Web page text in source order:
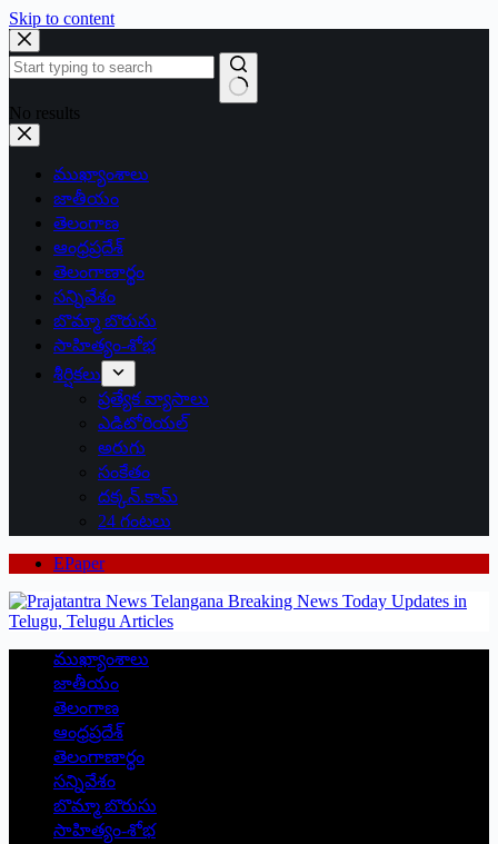
Skip to content
No results
ముఖ్యాంశాలు
జాతీయం
తెలంగాణ
ఆంధ్రప్రదేశ్
తెలంగాణార్థం
సన్నివేశం
బొమ్మా బొరుసు
సాహిత్యం-శోభ
శీర్షికలు
ప్రత్యేక వ్యాసాలు
ఎడిటోరియల్
అరుగు
సంకేతం
దక్కన్.కామ్
24 గంటలు
EPaper
ముఖ్యాంశాలు
జాతీయం
తెలంగాణ
ఆంధ్రప్రదేశ్
తెలంగాణార్థం
సన్నివేశం
బొమ్మా బొరుసు
సాహిత్యం-శోభ